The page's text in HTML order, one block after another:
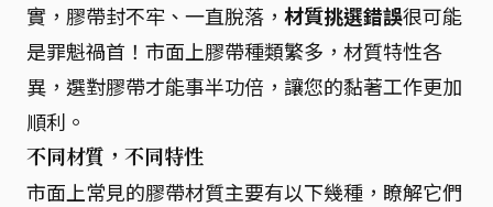
實，膠帶封不牢、一直脫落， 材質挑選錯誤很可能
是罪魁禍首！市面上膠帶種類繁多，材質特性各
異，選對膠帶才能事半功倍，讓您的黏著工作更加
順利。
不同材質，不同特性
市面上常見的膠帶材質主要有以下幾種，瞭解它們